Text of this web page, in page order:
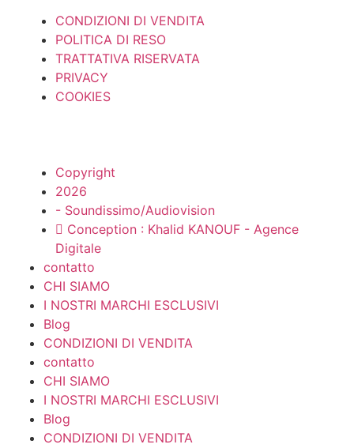
CONDIZIONI DI VENDITA
POLITICA DI RESO
TRATTATIVA RISERVATA
PRIVACY
COOKIES
Copyright
2026
- Soundissimo/Audiovision
Conception : Khalid KANOUF - Agence
Digitale
contatto
CHI SIAMO
I NOSTRI MARCHI ESCLUSIVI
Blog
CONDIZIONI DI VENDITA
contatto
CHI SIAMO
I NOSTRI MARCHI ESCLUSIVI
Blog
CONDIZIONI DI VENDITA